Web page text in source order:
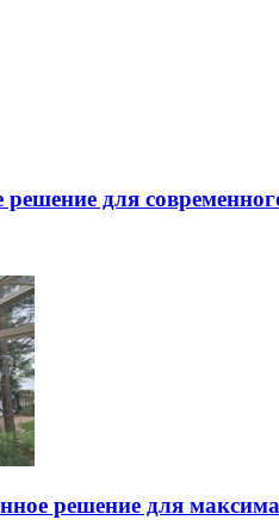
для
решение для